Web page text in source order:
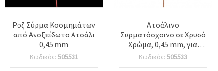
Ροζ Σύρμα Κοσμημάτων
από Ανοξείδωτο Ατσάλι
0,45 mm
Κωδικός: 505531
Ατσάλινο
Συρματόσχοινο σε Χρυσό
Χρώμα, 0,45 mm, για
Χειροτεχνίες &
Κατασκευή Κοσμημάτων
Κωδικός: 505533